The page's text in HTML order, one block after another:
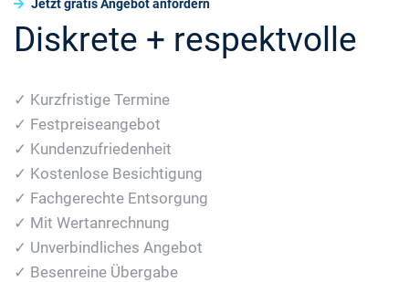
Jetzt gratis Angebot anfordern
Diskrete + respektvolle
✓ Kurzfristige Termine
✓ Festpreiseangebot
✓ Kundenzufriedenheit
✓ Kostenlose Besichtigung
✓ Fachgerechte Entsorgung
✓ Mit Wertanrechnung
✓ Unverbindliches Angebot
✓ Besenreine Übergabe